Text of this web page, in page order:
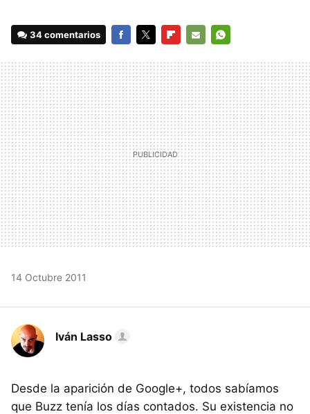
34 comentarios
MAIL
14 Octubre 2011
Iván Lasso
Desde la aparición de Google+, todos sabíamos
que Buzz tenía los días contados. Su existencia no